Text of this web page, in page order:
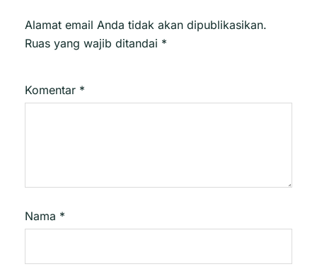
Alamat email Anda tidak akan dipublikasikan.
Ruas yang wajib ditandai *
Komentar *
Nama *